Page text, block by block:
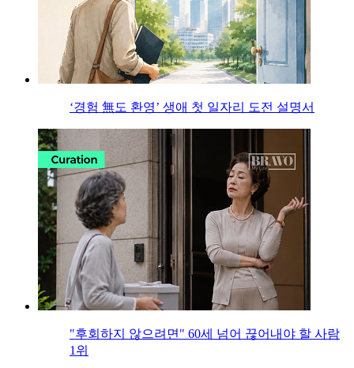
‘경험 無도 환영’ 생애 첫 일자리 도전 설명서
"후회하지 않으려면" 60세 넘어 끊어내야 할 사람
1위